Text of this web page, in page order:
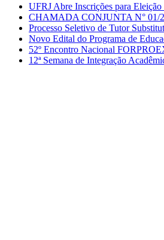
UFRJ Abre Inscrições para
CHAMADA CONJUNTA N° 01/
Processo Seletivo de Tutor
Novo Edital do Programa de
52º Encontro Nacional
12ª Semana de Integração